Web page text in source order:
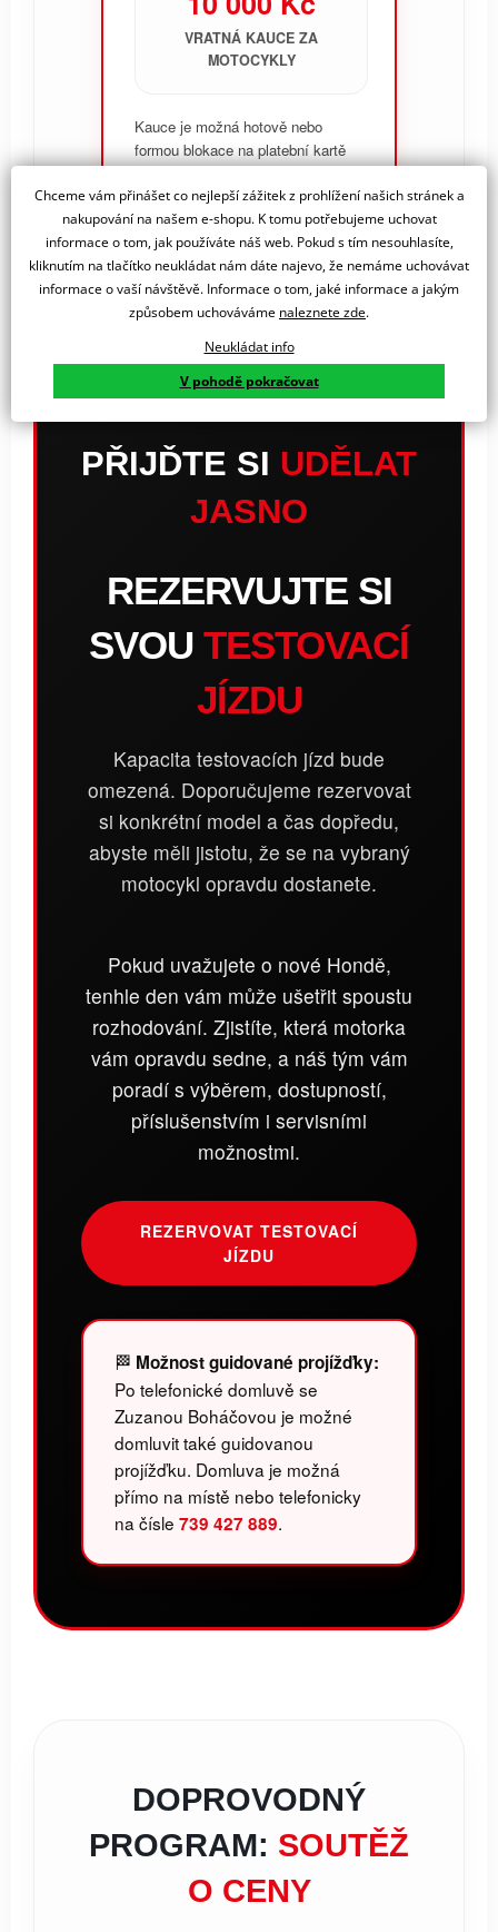
VRATNÁ KAUCE ZA
MOTOCYKLY
Kauce je možná hotově nebo
formou blokace na platební kartě
přímo na místě.
PŘIJĎTE SI UDĚLAT
JASNO
REZERVUJTE SI
SVOU TESTOVACÍ
JÍZDU
Kapacita testovacích jízd bude
omezená. Doporučujeme rezervovat
si konkrétní model a čas dopředu,
abyste měli jistotu, že se na vybraný
motocykl opravdu dostanete.
Pokud uvažujete o nové Hondě,
tenhle den vám může ušetřit spoustu
rozhodování. Zjistíte, která motorka
vám opravdu sedne, a náš tým vám
poradí s výběrem, dostupností,
příslušenstvím i servisními
možnostmi.
REZERVOVAT TESTOVACÍ
JÍZDU
🏁 Možnost guidované projížďky:
Po telefonické domluvě se
Zuzanou Boháčovou je možné
domluvit také guidovanou
projížďku. Domluva je možná
přímo na místě nebo telefonicky
na čísle 739 427 889.
DOPROVODNÝ
PROGRAM: SOUTĚŽ
O CENY
Chceme vám přinášet co nejlepší zážitek z prohlížení našich stránek a
nakupování na našem e-shopu. K tomu potřebujeme uchovat
informace o tom, jak používáte náš web. Pokud s tím nesouhlasíte,
kliknutím na tlačítko neukládat nám dáte najevo, že nemáme uchovávat
informace o vaší návštěvě. Informace o tom, jaké informace a jakým
způsobem uchováváme naleznete zde.
Neukládat info
V pohodě pokračovat